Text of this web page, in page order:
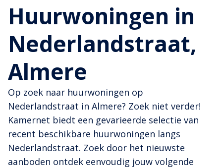
Huurwoningen in
Nederlandstraat,
Almere
Op zoek naar huurwoningen op
Nederlandstraat in Almere? Zoek niet verder!
Kamernet biedt een gevarieerde selectie van
recent beschikbare huurwoningen langs
Nederlandstraat. Zoek door het nieuwste
aanboden ontdek eenvoudig jouw volgende